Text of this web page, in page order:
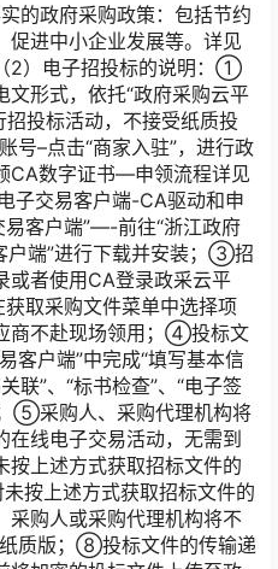
的政府采购政策：包括节约
促进中小企业发展等。详见
2）电子招投标的说明：①
文形式，依托“政府采购云平
投标活动，不接受纸质投
–点击“商家入驻”，进行政
CA数字证书—申领流程详见
子交易客户端-CA驱动和申
易客户端”—-前往“浙江政府
户端”进行下载并安装；③招
或者使用CA登录政采云平
获取采购文件菜单中选择项
商不赴现场领用；④投标文
客户端”中完成“填写基本信
联”、“标书检查”、“电子签
⑤采购人、采购代理机构将
在线电子交易活动，无需到
按上述方式获取招标文件的
按上述方式获取招标文件的
采购人或采购代理机构将不
质版；⑧投标文件的传输递